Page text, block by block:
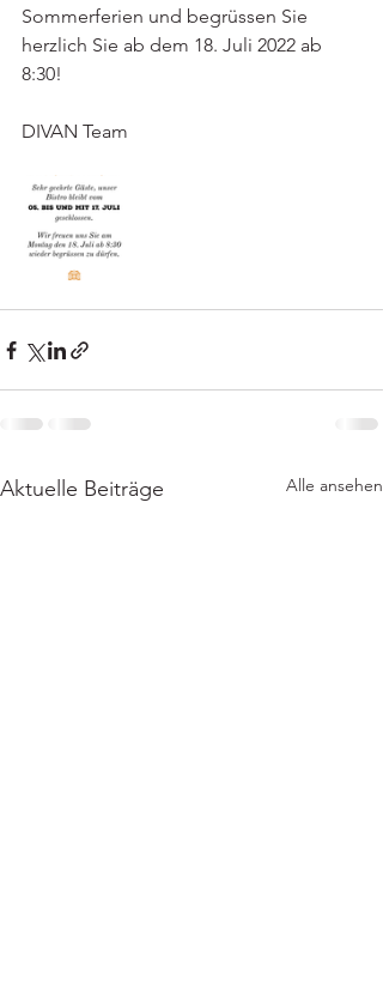
Sommerferien und begrüssen Sie
herzlich Sie ab dem 18. Juli 2022 ab
8:30!
DIVAN Team
Aktuelle Beiträge Alle ansehen